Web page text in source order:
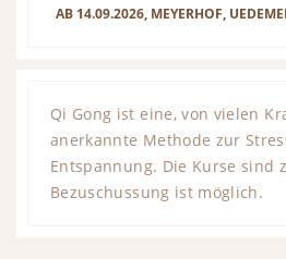
AB 14.09.2026, MEYERHOF,
Qi Gong ist eine, von vielen
anerkannte Methode zur
Entspannung. Die Kurse sind
Bezuschussung ist möglich.